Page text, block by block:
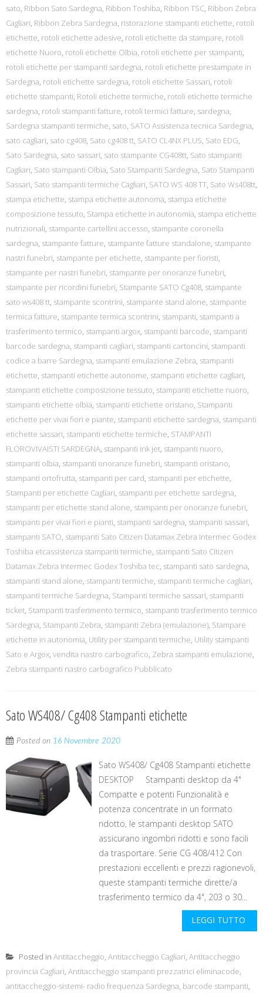
sato, Ribbon Sato Sardegna, Ribbon Toshiba, Ribbon TSC, Ribbon Zebra
Cagliari, Ribbon Zebra Sardegna, ristorazione stampanti etichette, rotoli
etichette, rotoli etichette adesive, rotoli etichette da stampare, rotoli
etichette Nuoro, rotoli etichette Olbia, rotoli etichette per stampanti,
rotoli etichette per stampanti sardegna, rotoli etichette prestampate in
Sardegna, rotoli etichette sardegna, rotoli etichette Sassari, rotoli
etichette stampanti, Rotoli etichette termiche, rotoli etichette termiche
sardegna, rotoli stampanti fatture, rotoli termici fatture, sardegna,
Sardegna stampanti termiche, sato, SATO Assistenza tecnica Sardegna,
sato cagliari, sato cg408, Sato cg408 tt, SATO CL4NX PLUS, Sato EDG,
Sato Sardegna, sato sassari, sato stampante CG408tt, Sato stampanti
Cagliari, Sato stampanti Olbia, Sato Stampanti Sardegna, Sato Stampanti
Sassari, Sato stampanti termiche Cagliari, SATO WS 408 TT, Sato Ws408tt,
stampa etichette, stampa etichette autonoma, stampa etichette
composizione tessuto, Stampa etichette in autonomia, stampa etichette
nutrizionali, stampante cartellini accesso, stampante coronella
sardegna, stampante fatture, stampante fatture standalone, stampante
nastri funebri, stampante per etichette, stampante per fioristi,
stampante per nastri funebri, stampante per onoranze funebri,
stampante per ricordini funebri, Stampante SATO Cg408, stampante
sato ws408 tt, stampante scontrini, stampante stand alone, stampante
termica fatture, stampante termica scontrini, stampanti, stampanti a
trasferimento termico, stampanti argox, stampanti barcode, stampanti
barcode sardegna, stampanti cagliari, stampanti cartoncini, stampanti
codice a barre Sardegna, stampanti emulazione Zebra, stampanti
etichette, stampanti etichette autonome, stampanti etichette cagliari,
stampanti etichette composizione tessuto, stampanti etichette nuoro,
stampanti etichette olbia, stampanti etichette oristano, Stampanti
etichette per vivai fiori e piante, stampanti etichette sardegna, stampanti
etichette sassari, stampanti etichette termiche, STAMPANTI
FLOROVIVAISTI SARDEGNA, stampanti ink jet, stampanti nuoro,
stampanti olbia, stampanti onoranze funebri, stampanti oristano,
stampanti ortofrutta, stampanti per card, stampanti per etichette,
Stampanti per etichette Cagliari, stampanti per etichette sardegna,
stampanti per etichette stand alone, stampanti per onoranze funebri,
stampanti per vivai fiori e pianti, stampanti sardegna, stampanti sassari,
stampanti SATO, stampanti Sato Citizen Datamax Zebra Intermec Godex
Toshiba etcassistenza stampanti termiche, stampanti Sato Citizen
Datamax Zebra Intermec Godex Toshiba tec, stampanti sato sardegna,
stampanti stand alone, stampanti termiche, stampanti termiche cagliari,
stampanti termiche Sardegna, Stampanti termiche sassari, stampanti
ticket, Stampanti trasferimento termico, stampanti trasferimento termico
Sardegna, Stampanti Zebra, stampanti Zebra (emulazione), Stampare
etichette in autonomia, Utility per stampanti termiche, Utility stampanti
Sato e Argox, vendita nastro carbografico, Zebra stampanti emulazione,
Zebra stampanti nastro carbografico Pubblicato
Sato WS408/ Cg408 Stampanti etichette
Posted on 16 Novembre 2020
Sato WS408/ Cg408 Stampanti etichette
DESKTOP Stampanti desktop da 4"
Compatte e potenti Funzionalità e
potenza concentrate in un formato
ridotto, le stampanti desktop SATO
assicurano ingombri ridotti e sono facili
da trasportare. Serie CG 408/412 Con
prestazioni eccellenti e prezzi ragionevoli,
queste stampanti termiche dirette/a
trasferimento termico da 4", 203 o 30...
LEGGI TUTTO
Posted in Antitaccheggio, Antitaccheggio Cagliari, Antitaccheggio
provincia Cagliari, Antitaccheggio stampanti prezzatrici eliminacode,
antitaccheggio-sistemi- radio frequenza Sardegna, barcode stampanti,